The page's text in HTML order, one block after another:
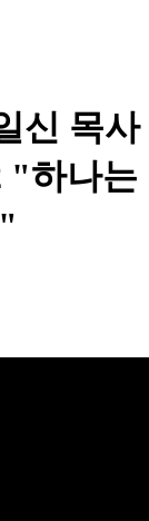
신 목사
"하나는